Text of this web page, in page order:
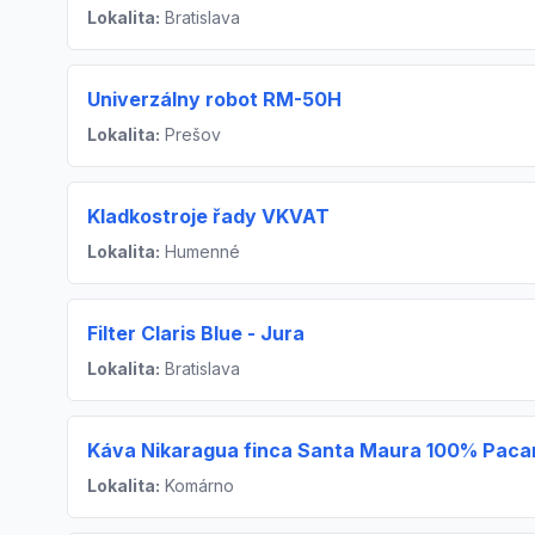
Lokalita: Bratislava
Univerzálny robot RM-50H
Lokalita: Prešov
Kladkostroje řady VKVAT
Lokalita: Humenné
Filter Claris Blue - Jura
Lokalita: Bratislava
Káva Nikaragua finca Santa Maura 100%
Lokalita: Komárno